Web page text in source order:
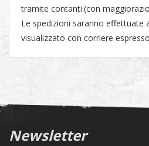
tramite contanti.(con
Le spedizioni saranno effettuate
visualizzato con corriere
Newsletter